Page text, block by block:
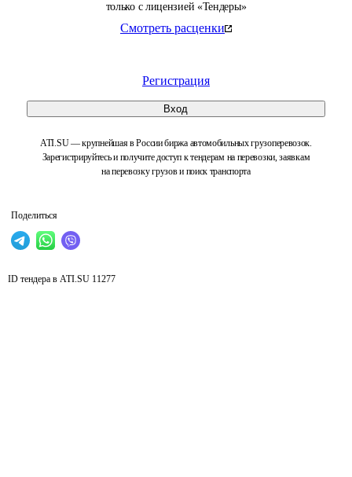
только с лицензией «Тендеры»
Смотреть расценки
Регистрация
Вход
ATI.SU — крупнейшая в России биржа автомобильных грузоперевозок.
Зарегистрируйтесь и получите доступ к тендерам на перевозки, заявкам
на перевозку грузов и поиск транспорта
Поделиться
ID тендера в ATI.SU 11277